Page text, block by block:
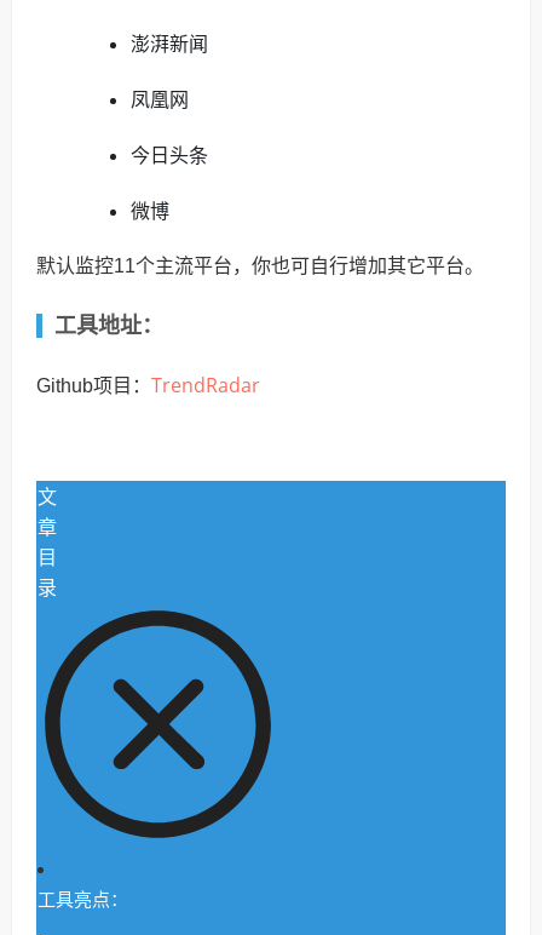
澎湃新闻
凤凰网
今日头条
微博
默认监控11个主流平台，你也可自行增加其它平台。
工具地址：
Github项目： TrendRadar
文
章
目
录
工具亮点：